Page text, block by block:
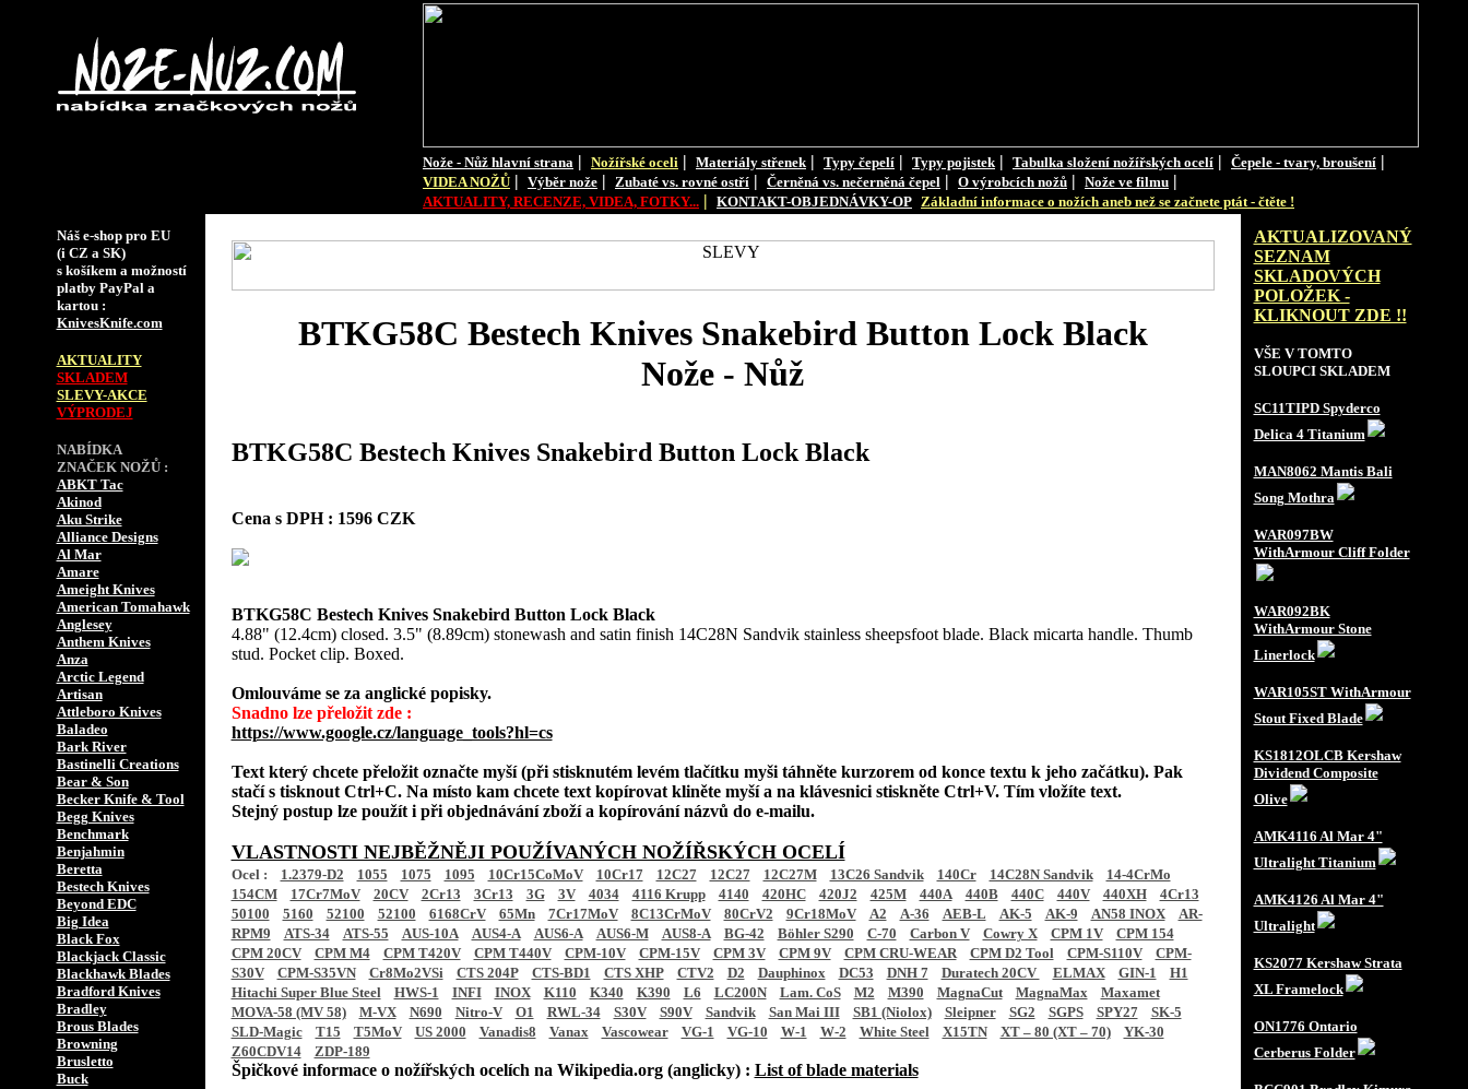
Nože - Nůž hlavní strana | Nožířské oceli | Materiály střenek | Typy čepelí | Typy pojistek | Tabulka složení nožířských ocelí | Čepele - tvary, broušení |
VIDEA NOŽŮ | Výběr nože | Zubaté vs. rovné ostří | Černěná vs. nečerněná čepel | O výrobcích nožů | Nože ve filmu |
AKTUALITY, RECENZE, VIDEA, FOTKY... | KONTAKT-OBJEDNÁVKY-OP Základní informace o nožích aneb než se začnete ptát - čtěte !
Náš e-shop pro EU
(i CZ a SK)
s košíkem a možností
platby PayPal a
kartou :
KnivesKnife.com
AKTUALITY
SKLADEM
SLEVY-AKCE
VÝPRODEJ
NABÍDKA
ZNAČEK NOŽŮ :
ABKT Tac
Akinod
Aku Strike
Alliance Designs
Al Mar
Amare
Ameight Knives
American Tomahawk
Anglesey
Anthem Knives
Anza
Arctic Legend
Artisan
Attleboro Knives
Baladeo
Bark River
Bastinelli Creations
Bear & Son
Becker Knife & Tool
Begg Knives
Benchmark
Benjahmin
Beretta
Bestech Knives
Beyond EDC
Big Idea
Black Fox
Blackjack Classic
Blackhawk Blades
Bradford Knives
Bradley
Brous Blades
Browning
Brusletto
Buck
BTKG58C Bestech Knives Snakebird Button Lock Black
Nože - Nůž
BTKG58C Bestech Knives Snakebird Button Lock Black
Cena s DPH : 1596 CZK
BTKG58C Bestech Knives Snakebird Button Lock Black
4.88" (12.4cm) closed. 3.5" (8.89cm) stonewash and satin finish 14C28N Sandvik stainless sheepsfoot blade. Black micarta handle. Thumb
stud. Pocket clip. Boxed.
Omlouváme se za anglické popisky.
Snadno lze přeložit zde :
https://www.google.cz/language_tools?hl=cs
Text který chcete přeložit označte myší (při stisknutém levém tlačítku myši táhněte kurzorem od konce textu k jeho začátku). Pak
stačí s tisknout Ctrl+C. Na místo kam chcete text kopírovat kliněte myší a na klávesnici stiskněte Ctrl+V. Tím vložíte text.
Stejný postup lze použít i při objednávání zboží a kopírování názvů do e-mailu.
VLASTNOSTI NEJBĚŽNĚJI POUŽÍVANÝCH NOŽÍŘSKÝCH OCELÍ
Ocel : 1.2379-D2 1055 1075 1095 10Cr15CoMoV 10Cr17 12C27 12C27 12C27M 13C26 Sandvik 140Cr 14C28N Sandvik
14-4CrMo
154CM
17Cr7MoV 20CV 2Cr13 3Cr13 3G 3V 4034 4116 Krupp 4140 420HC 420J2 425M 440A 440B 440C 440V 440XH
4Cr13
50100
5160 52100 52100 6168CrV 65Mn 7Cr17MoV 8C13CrMoV 80CrV2 9Cr18MoV A2 A-36 AEB-L AK-5 AK-9 AN58 INOX
AR-
RPM9
ATS-34 ATS-55 AUS-10A AUS4-A AUS6-A AUS6-M AUS8-A BG-42 Böhler S290 C-70 Carbon V Cowry X CPM 1V
CPM 154
CPM 20CV
CPM M4 CPM T420V CPM T440V CPM-10V CPM-15V CPM 3V CPM 9V CPM CRU-WEAR CPM D2 Tool CPM-S110V
CPM-
S30V
CPM-S35VN Cr8Mo2VSi CTS 204P CTS-BD1 CTS XHP CTV2 D2 Dauphinox DC53 DNH 7 Duratech 20CV ELMAX GIN-1
H1
Hitachi Super Blue Steel
HWS-1 INFI INOX K110 K340 K390 L6 LC200N Lam. CoS M2 M390 MagnaCut MagnaMax
Maxamet
MOVA-58 (MV 58)
M-VX N690 Nitro-V O1 RWL-34 S30V S90V Sandvik San Mai III SB1 (Niolox) Sleipner SG2 SGPS SPY27
SK-5
SLD-Magic
T15 T5MoV US 2000 Vanadis8 Vanax Vascowear VG-1 VG-10 W-1 W-2 White Steel X15TN XT – 80 (XT – 70)
YK-30
Z60CDV14
ZDP-189
Špičkové informace o nožířských ocelích na Wikipedia.org (anglicky) : List of blade materials
AKTUALIZOVANÝ
SEZNAM
SKLADOVÝCH
POLOŽEK -
KLIKNOUT ZDE !!
VŠE V TOMTO
SLOUPCI SKLADEM
SC11TIPD Spyderco
Delica 4 Titanium
MAN8062 Mantis Bali
Song Mothra
WAR097BW
WithArmour Cliff Folder
WAR092BK
WithArmour Stone
Linerlock
WAR105ST WithArmour
Stout Fixed Blade
KS1812OLCB Kershaw
Dividend Composite
Olive
AMK4116 Al Mar 4"
Ultralight Titanium
AMK4126 Al Mar 4"
Ultralight
KS2077 Kershaw Strata
XL Framelock
ON1776 Ontario
Cerberus Folder